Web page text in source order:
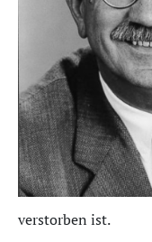
verstorben ist.